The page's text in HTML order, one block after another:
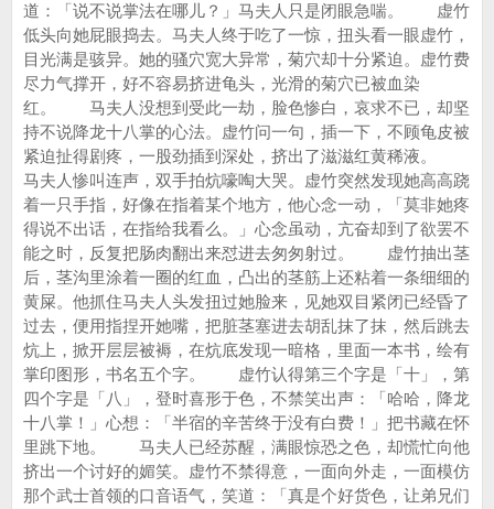
道：「说不说掌法在哪儿？」马夫人只是闭眼急喘。 虚竹
低头向她屁眼捣去。马夫人终于吃了一惊，扭头看一眼虚竹，
目光满是骇异。她的骚穴宽大异常，菊穴却十分紧迫。虚竹费
尽力气撑开，好不容易挤进龟头，光滑的菊穴已被血染
红。 马夫人没想到受此一劫，脸色惨白，哀求不已，却坚
持不说降龙十八掌的心法。虚竹问一句，插一下，不顾龟皮被
紧迫扯得剧疼，一股劲插到深处，挤出了滋滋红黄稀液。
马夫人惨叫连声，双手拍炕嚎啕大哭。虚竹突然发现她高高跷
着一只手指，好像在指着某个地方，他心念一动，「莫非她疼
得说不出话，在指给我看么。」心念虽动，亢奋却到了欲罢不
能之时，反复把肠肉翻出来怼进去匆匆射过。 虚竹抽出茎
后，茎沟里涂着一圈的红血，凸出的茎筋上还粘着一条细细的
黄屎。他抓住马夫人头发扭过她脸来，见她双目紧闭已经昏了
过去，便用指捏开她嘴，把脏茎塞进去胡乱抹了抹，然后跳去
炕上，掀开层层被褥，在炕底发现一暗格，里面一本书，绘有
掌印图形，书名五个字。 虚竹认得第三个字是「十」，第
四个字是「八」，登时喜形于色，不禁笑出声：「哈哈，降龙
十八掌！」心想：「半宿的辛苦终于没有白费！」把书藏在怀
里跳下地。 马夫人已经苏醒，满眼惊恐之色，却慌忙向他
挤出一个讨好的媚笑。虚竹不禁得意，一面向外走，一面模仿
那个武士首领的口音语气，笑道：「真是个好货色，让弟兄们